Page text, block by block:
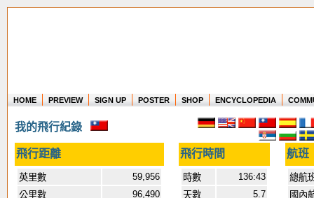
Where in the world have you flown?
How long have you been in the air?
Create your own FlightMemory and see!
HOME PREVIEW SIGN UP POSTER SHOP ENCYCLOPEDIA
我的飛行紀錄
飛行距離 飛行時間 航班
英里數
59,956
公里數
96,490
時數
136:43
天數
5.7
總航
國內